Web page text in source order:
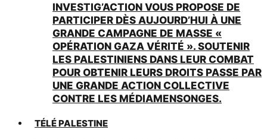
INVESTIG’ACTION VOUS PROPOSE DE
PARTICIPER DÈS AUJOURD’HUI À UNE
GRANDE CAMPAGNE DE MASSE «
OPÉRATION GAZA VÉRITÉ ». SOUTENIR
LES PALESTINIENS DANS LEUR COMBAT
POUR OBTENIR LEURS DROITS PASSE PAR
UNE GRANDE ACTION COLLECTIVE
CONTRE LES MÉDIAMENSONGES.
TÉLÉ PALESTINE